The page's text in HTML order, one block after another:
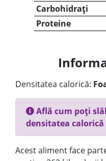
Carbohidrați
Proteine
Densitatea calorică:
Află cum poți
densitatea
Acest aliment face